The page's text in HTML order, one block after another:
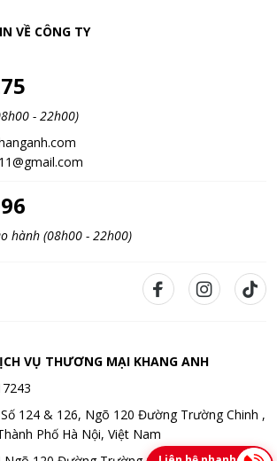
VỀ CÔNG TY
- 22h00)
hành (08h00 - 22h00)
VỤ THƯƠNG MẠI KHANG ANH
124 & 126, Ngõ 120 Đường Trường Chinh ,
Phố Hà Nội, Việt Nam